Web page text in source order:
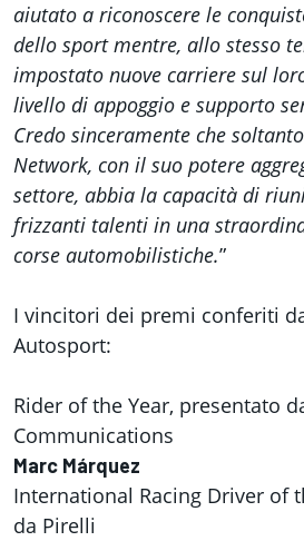
aiutato a riconoscere le
dello sport mentre, allo stesso
impostato nuove carriere sul
livello di appoggio e supporto
Credo sinceramente che
Network, con il suo potere
settore, abbia la capacità di
frizzanti talenti in una
corse automobilistiche.”
I vincitori dei premi conferiti
Autosport:
Rider of the Year, presentato
Communications
Marc Márquez
International Racing Driver of
da Pirelli